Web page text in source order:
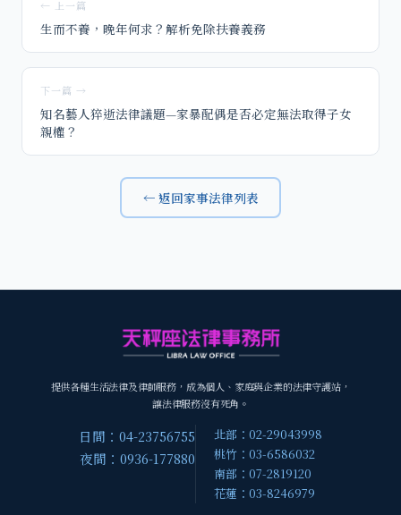
← 上一篇
生而不養，晚年何求？解析免除扶養義務
下一篇 →
知名藝人猝逝法律議題—家暴配偶是否必定無法取得子女
親權？
← 返回家事法律列表
提供各種生活法律及律師服務，成為個人、家庭與企業的法律守護站，
讓法律服務沒有死角。
日間：04-23756755
夜間：0936-177880
北部：02-29043998
桃竹：03-6586032
南部：07-2819120
花蓮：03-8246979